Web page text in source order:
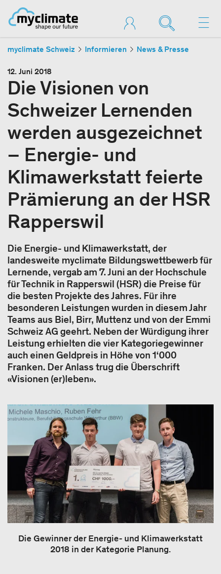
myclimate Schweiz Informieren News & Presse
12. Juni 2018
Die Visionen von
Schweizer Lernenden
werden ausgezeichnet
– Energie- und
Klimawerkstatt feierte
Prämierung an der HSR
Rapperswil
Die Energie- und Klimawerkstatt, der
landesweite myclimate Bildungswettbewerb für
Lernende, vergab am 7. Juni an der Hochschule
für Technik in Rapperswil (HSR) die Preise für
die besten Projekte des Jahres. Für ihre
besonderen Leistungen wurden in diesem Jahr
Teams aus Biel, Birr, Muttenz und von der Emmi
Schweiz AG geehrt. Neben der Würdigung ihrer
Leistung erhielten die vier Kategoriegewinner
auch einen Geldpreis in Höhe von 1‘000
Franken. Der Anlass trug die Überschrift
«Visionen (er)leben».
Die Gewinner der Energie- und Klimawerkstatt
2018 in der Kategorie Planung.